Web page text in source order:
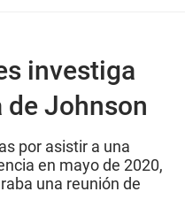
investiga
Johnson
por asistir a una
en mayo de 2020,
una reunión de